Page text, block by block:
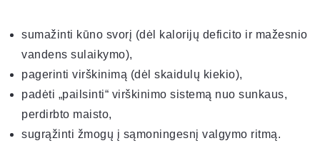
sumažinti kūno svorį (dėl kalorijų deficito ir mažesnio
vandens sulaikymo),
pagerinti virškinimą (dėl skaidulų kiekio),
padėti „pailsinti“ virškinimo sistemą nuo sunkaus,
perdirbto maisto,
sugrąžinti žmogų į sąmoningesnį valgymo ritmą.